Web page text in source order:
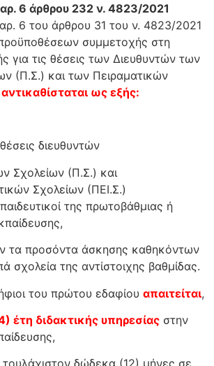
6 άρθρου 232 ν. 4823/2021
6 του άρθρου 31 του ν. 4823/2021
συμμετοχής στη
για τις θέσεις των Διευθυντών των
(Π.Σ.) και των Πειραματικών
αντικαθίσταται ως εξής:
διευθυντών
Σχολείων (Π.Σ.) και
Σχολείων (ΠΕΙ.Σ.)
της πρωτοβάθμιας ή
τα προσόντα άσκησης καθηκόντων
σχολεία της αντίστοιχης βαθμίδας.
του πρώτου εδαφίου απαιτείται,
έτη διδακτικής υπηρεσίας στην